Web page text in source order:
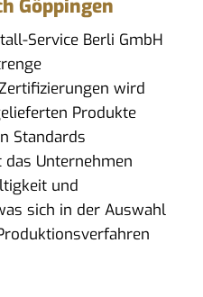
Göppingen
Service Berli GmbH
wird
Produkte
Standards
Unternehmen
und
sich in der Auswahl